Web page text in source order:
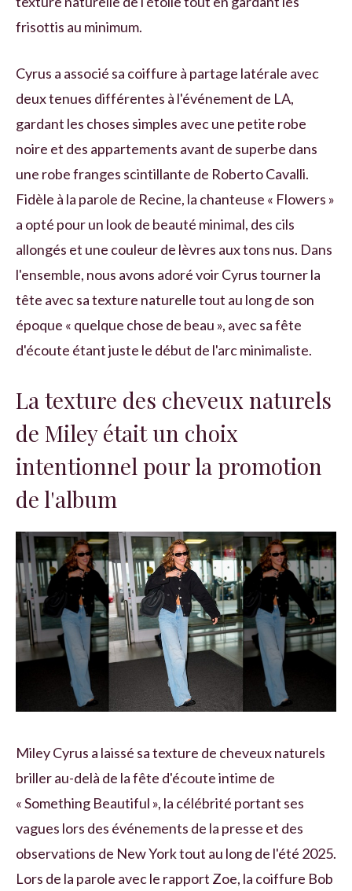
frisottis au minimum.
Cyrus a associé sa coiffure à partage latérale avec
deux tenues différentes à l'événement de LA,
gardant les choses simples avec une petite robe
noire et des appartements avant de superbe dans
une robe franges scintillante de Roberto Cavalli.
Fidèle à la parole de Recine, la chanteuse « Flowers »
a opté pour un look de beauté minimal, des cils
allongés et une couleur de lèvres aux tons nus. Dans
l'ensemble, nous avons adoré voir Cyrus tourner la
tête avec sa texture naturelle tout au long de son
époque « quelque chose de beau », avec sa fête
d'écoute étant juste le début de l'arc minimaliste.
La texture des cheveux naturels
de Miley était un choix
intentionnel pour la promotion
de l'album
Miley Cyrus a laissé sa texture de cheveux naturels
briller au-delà de la fête d'écoute intime de
« Something Beautiful », la célébrité portant ses
vagues lors des événements de la presse et des
observations de New York tout au long de l'été 2025.
Lors de la parole avec le rapport Zoe, la coiffure Bob